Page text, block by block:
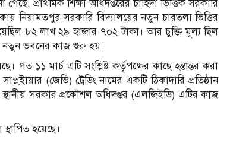
প্রাথমিক শিক্ষা অধিদপ্তরের চাহিদা ভিত্তিক সরকারি
নিয়ামতপুর সরকারি বিদ্যালয়ের নতুন চারতলা ভিত্তির
৮২ লাখ ২৯ হাজার ৭০২ টাকা। আর চুক্তি মূল্য ছিল
নতুন ভবনের কাজ শুরু হয়।
১১ মার্চ এটি সংশ্লিষ্ট কর্তৃপক্ষের কাছে হন্তান্তর করা
(জেভি) ট্রেডিং নামের একটি ঠিকাদারি প্রতিষ্ঠান
সরকার প্রকৌশল অধিদপ্তর (এলজিইডি) এটির কাজ
হয়েছে।